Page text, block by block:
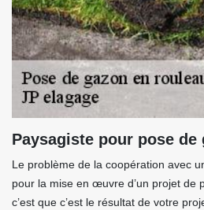
Paysagiste pour pose de
Le problème de la coopération avec
pour la mise en œuvre d’un projet de
c’est que c’est le résultat de votre